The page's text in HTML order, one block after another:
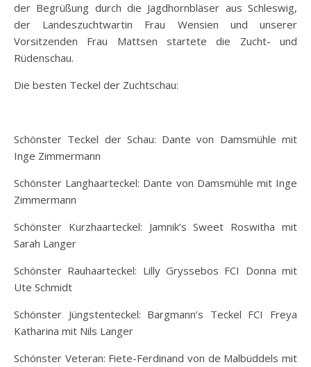
der Begrüßung durch die Jagdhornbläser aus Schleswig,
der Landeszuchtwartin Frau Wensien und unserer
Vorsitzenden Frau Mattsen startete die Zucht- und
Rüdenschau.
Die besten Teckel der Zuchtschau:
Schönster Teckel der Schau: Dante von Damsmühle mit
Inge Zimmermann
Schönster Langhaarteckel: Dante von Damsmühle mit Inge
Zimmermann
Schönster Kurzhaarteckel: Jamnik’s Sweet Roswitha mit
Sarah Langer
Schönster Rauhaarteckel: Lilly Gryssebos FCI Donna mit
Ute Schmidt
Schönster Jüngstenteckel: Bargmann’s Teckel FCI Freya
Katharina mit Nils Langer
Schönster Veteran: Fiete-Ferdinand von de Malbüddels mit